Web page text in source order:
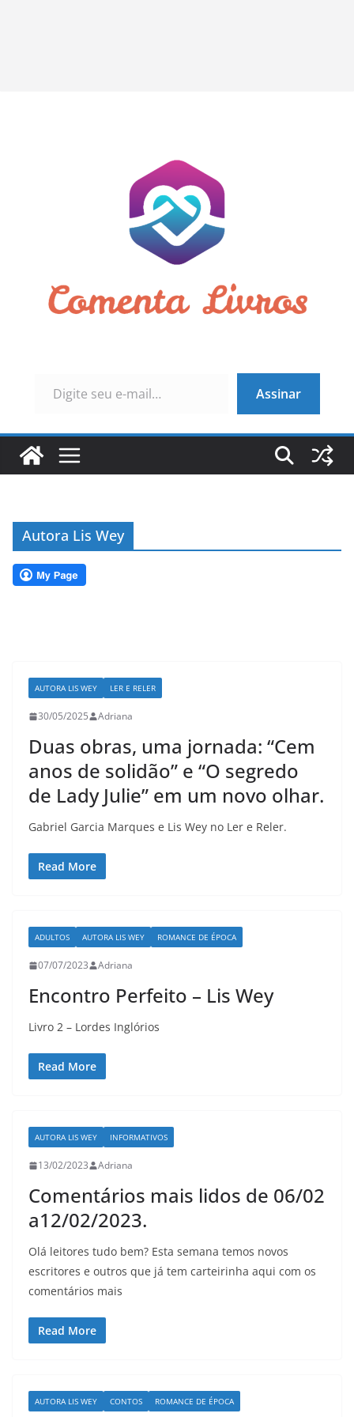
Assinar
Autora Lis Wey
AUTORA LIS WEY LER E RELER
30/05/2025 Adriana
Duas obras, uma jornada: “Cem
anos de solidão” e “O segredo
de Lady Julie” em um novo olhar.
Gabriel Garcia Marques e Lis Wey no Ler e Reler.
Read More
ADULTOS AUTORA LIS WEY ROMANCE DE ÉPOCA
07/07/2023 Adriana
Encontro Perfeito – Lis Wey
Livro 2 – Lordes Inglórios
Read More
AUTORA LIS WEY INFORMATIVOS
13/02/2023 Adriana
Comentários mais lidos de 06/02
a12/02/2023.
Olá leitores tudo bem? Esta semana temos novos
escritores e outros que já tem carteirinha aqui com os
comentários mais
Read More
AUTORA LIS WEY CONTOS ROMANCE DE ÉPOCA